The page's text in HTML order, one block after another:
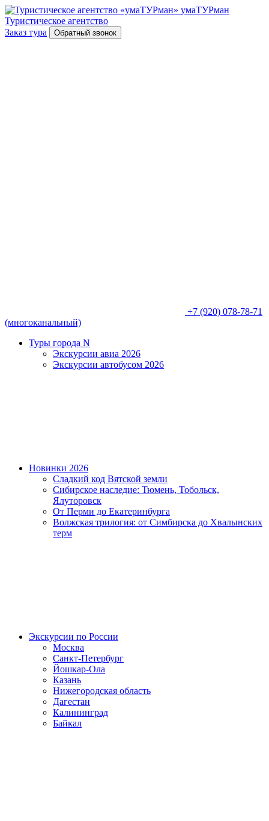
умаТУРман
Туристическое агентство
Заказ тура
Обратный звонок
+7 (920) 078-78-71
(многоканальный)
Туры города N
Экскурсии авиа 2026
Экскурсии автобусом 2026
Новинки 2026
Сладкий код Вятской земли
Сибирское наследие: Тюмень, Тобольск,
Ялуторовск
От Перми до Екатеринбурга
Волжская трилогия: от Симбирска до Хвалынских
терм
Экскурсии по России
Москва
Санкт-Петербург
Йошкар-Ола
Казань
Нижегородская область
Дагестан
Калининград
Байкал